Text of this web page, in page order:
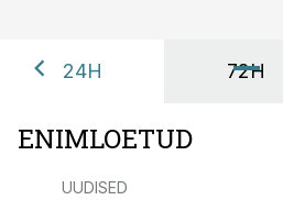
24H 72H
ENIMLOETUD
UUDISED